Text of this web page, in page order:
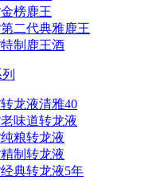
金榜鹿王
第二代典雅鹿王
特制鹿王酒
转龙液清雅40
老味道转龙液
纯粮转龙液
精制转龙液
经典转龙液5年